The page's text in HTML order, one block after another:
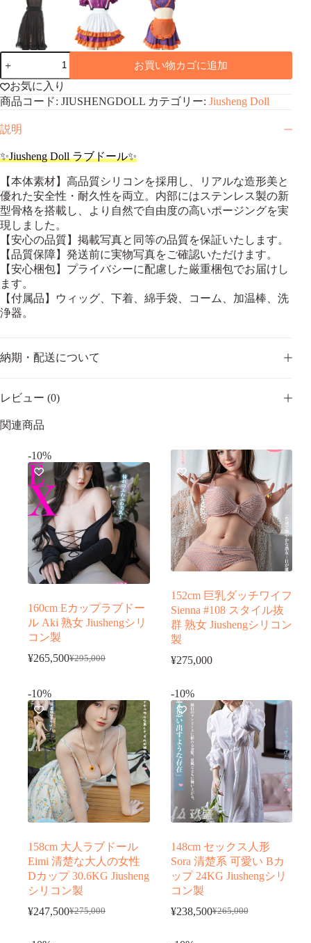
Jiusheng
Doll
シ
リ
コ
ラ
ド
ー
ル
頭
部
と
ボ
デ
ィ
自
由
に
組
わ
文
用
お買い物カゴに追加
お気に入り
商品コード: JIUSHENGDOLL カテゴリー: Jiusheng Doll
説明
✨Jiusheng Doll ラブドール✨
【本体素材】高品質シリコンを採用し、リアルな造形美と
優れた安全性・耐久性を両立。内部にはステンレス製の新
型骨格を搭載し、より自然で自由度の高いポージングを実
現しました。
【安心の品質】掲載写真と同等の品質を保証いたします。
【品質保障】発送前に実物写真をご確認いただけます。
【安心梱包】プライバシーに配慮した厳重梱包でお届けし
ます。
【付属品】ウィッグ、下着、綿手袋、コーム、加温棒、洗
浄器。
納期・配送について
レビュー (0)
関連商品
-10%
160cm Eカップラブドー
ル Aki 熟女 Jiushengシリ
コン製
¥295,000
元
格
は
¥295,000
で
し
た。
¥265,500現
価
格
は
¥265,500
で
す。
152cm 巨乳ダッチワイフ
Sienna #108 スタイル抜
群 熟女 Jiushengシリコン
製
¥275,000
-10%
158cm 大人ラブドール
Eimi 清楚な大人の女性
Dカップ 30.6KG Jiusheng
シリコン製
¥275,000
元
¥247,500現
-10%
148cm セックス人形
Sora 清楚系 可愛い Bカ
ップ 24KG Jiushengシリ
コン製
¥265,000
元
¥238,500現